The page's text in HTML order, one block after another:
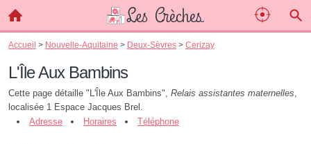
Accueil > Nouvelle-Aquitaine > Deux-Sèvres > Cerizay
L'Île Aux Bambins
Cette page détaille "L'Île Aux Bambins", Relais assistantes maternelles,
localisée 1 Espace Jacques Brel.
Adresse
Horaires Téléphone